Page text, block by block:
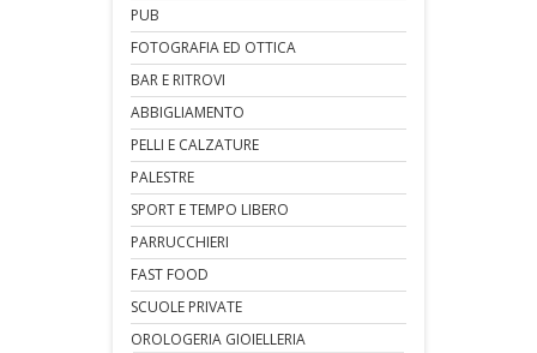
PUB
FOTOGRAFIA ED OTTICA
BAR E RITROVI
ABBIGLIAMENTO
PELLI E CALZATURE
PALESTRE
SPORT E TEMPO LIBERO
PARRUCCHIERI
FAST FOOD
SCUOLE PRIVATE
OROLOGERIA GIOIELLERIA